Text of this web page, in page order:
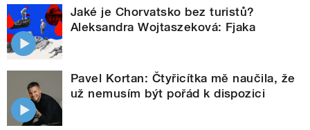
Jaké je Chorvatsko bez turistů?
Aleksandra Wojtaszeková: Fjaka
Pavel Kortan: Čtyřicítka mě naučila, že
už nemusím být pořád k dispozici